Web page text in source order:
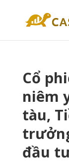
Cổ
niêm
tàu,
đầu